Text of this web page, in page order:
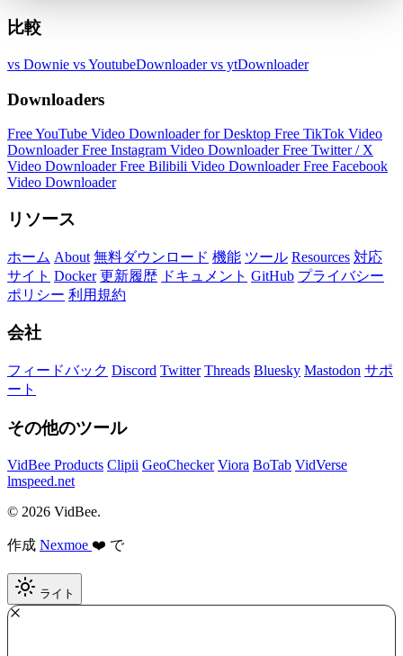
比較
vs Downie vs YoutubeDownloadervs ytDownloader
Downloaders
Free YouTube Video Downloader for Desktop Free TikTok Video
DownloaderFree Instagram Video DownloaderFree Twitter / X
Video DownloaderFree Bilibili Video DownloaderFree Facebook
Video Downloader
リソース
ホーム About 無料ダウンロード 機能 ツール Resources 対応
サイト Docker 更新履歴 ドキュメント GitHub プライバシー
ポリシー 利用規約
会社
フィードバック Discord Twitter Threads Bluesky Mastodon サポ
ート
その他のツール
VidBee Products Clipii GeoChecker Viora BoTab VidVerse
lmspeed.net
© 2026 VidBee.
作成 Nexmoe ❤️ で
ライト